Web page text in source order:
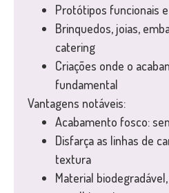
Protótipos funcionais
Brinquedos, joias,
catering
Criações onde o
fundamental
Vantagens notáveis:
Acabamento fosco:
Disfarça as linhas de
textura
Material